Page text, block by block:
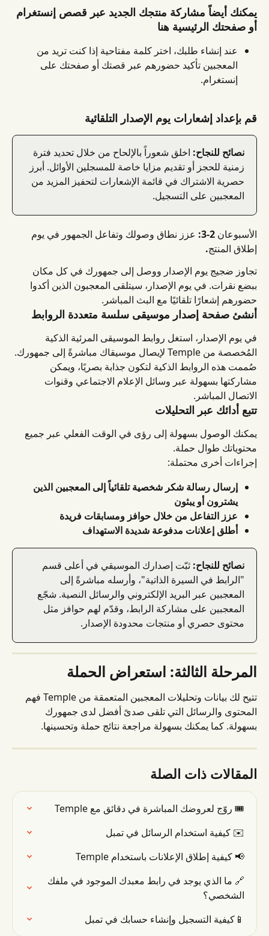
يمكنك أيضاً مشاركة منتجك الجديد عبر قصص إنستغرام
أو صفحتك الرئيسية هنا
عند إنشاء طلبك، اختر كلمة مفتاحية إذا كنت تريد من
المعجبين تأكيد حضورهم عبر قصتك أو صفحتك على
إنستغرام.
قم بإعداد إشعارات يوم الإصدار التلقائية
نصائح للنجاح: اخلق شعوراً بالإلحاح من خلال تحديد فترة
زمنية للحجز أو تقديم مزايا خاصة للمسجلين الأوائل. أبرز
حصرية الاشتراك في قائمة الإشعارات لتحفيز المزيد من
المعجبين على التسجيل.
الأسبوعان 2-3: عزز نطاق وصولك وتفاعل الجمهور في يوم
إطلاق المنتج.
تجاوز ضجيج يوم الإصدار ووصل إلى جمهورك في كل مكان
ببضع نقرات. في يوم الإصدار، سيتلقى المعجبون الذين أكدوا
حضورهم إشعارًا تلقائيًا مع البث المباشر.
أنشئ صفحة إصدار موسيقى سلسة متعددة الروابط
في يوم الإصدار، استغل روابط الموسيقى المرئية الذكية
المُخصصة من Temple لإيصال موسيقاك مباشرةً إلى جمهورك.
صُممت هذه الروابط الذكية لتكون جذابة بصريًا، ويمكن
مشاركتها بسهولة عبر وسائل الإعلام الاجتماعي وقنوات
الاتصال المباشر.
تتبع أدائك عبر التحليلات
يمكنك الوصول بسهولة إلى رؤى في الوقت الفعلي عبر جميع
محتوياتك طوال حملة.
إجراءات أخرى محتملة:
إرسال رسالة شكر شخصية تلقائياً إلى المعجبين الذين
يشترون أو يبثون
عزز التفاعل من خلال حوافز ومسابقات فريدة
أطلق إعلانات مدفوعة شديدة الاستهداف
نصائح للنجاح: ثبّت إصدارك الموسيقي في أعلى قسم
"الرابط في السيرة الذاتية"، وأرسله مباشرةً إلى
المعجبين عبر البريد الإلكتروني والرسائل النصية. شجّع
المعجبين على مشاركة الرابط، وقدّم لهم حوافز مثل
محتوى حصري أو منتجات محدودة الإصدار.
المرحلة الثالثة: استعراض الحملة
تتيح لك بيانات وتحليلات المعجبين المتعمقة من Temple فهم
المحتوى والرسائل التي تلقى صدىً أفضل لدى جمهورك
بسهولة. كما يمكنك بسهولة مراجعة نتائج حملة وتحسينها.
المقالات ذات الصلة
🎟 روّج لعروضك المباشرة في دقائق مع Temple
✉️ كيفية استخدام الرسائل في تمبل
📢 كيفية إطلاق الإعلانات باستخدام Temple
🔗 ما الذي يوجد في رابط معبدك الموجود في ملفك
الشخصي؟
📱كيفية التسجيل وإنشاء حسابك في تمبل